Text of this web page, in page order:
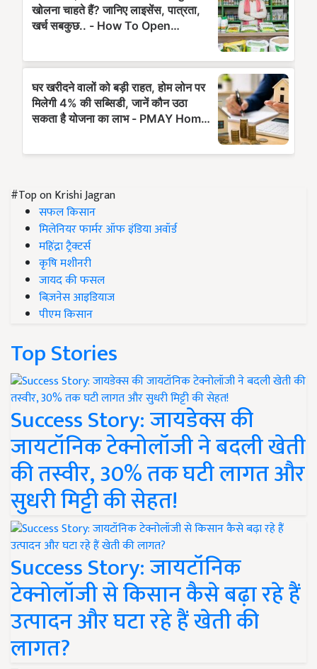
#Top on Krishi Jagran
सफल किसान
मिलेनियर फार्मर ऑफ इंडिया अवॉर्ड
महिंद्रा ट्रैक्टर्स
कृषि मशीनरी
जायद की फसल
बिज़नेस आइडियाज
पीएम किसान
Top Stories
Success Story: जायडेक्स की
जायटॉनिक टेक्नोलॉजी ने बदली खेती
की तस्वीर, 30% तक घटी लागत और
सुधरी मिट्टी की सेहत!
Success Story: जायटॉनिक
टेक्नोलॉजी से किसान कैसे बढ़ा रहे हैं
उत्पादन और घटा रहे हैं खेती की
लागत?